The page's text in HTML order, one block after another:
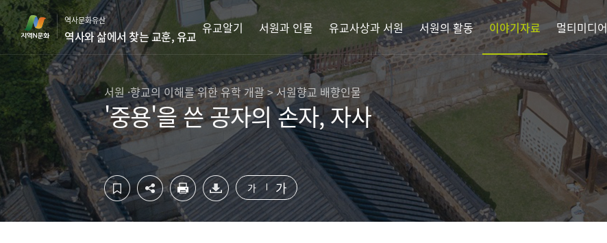
컨
텐
츠
영
바
로
기
하
단
영
역
로
가
역사문화유산
역사와 삶에서 찾는 교훈, 유교
유교알기 서원과 인물 유교사상과 서원 서원의 활동 이야기자료 멀티미디어
서원 ·향교의 이해를 위한 유학 개괄 > 서원향교 배향인물
'중용'을 쓴 공자의 손자, 자사
가 가